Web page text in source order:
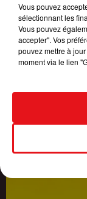
JUSQU'À 42°C...
Vous pouvez
sélectionnant les
Vous pouvez
accepter". Vos
pouvez mettre à
moment via le lien